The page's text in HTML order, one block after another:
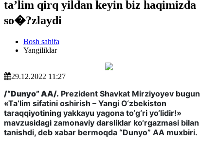
taʼlim qirq yildan keyin biz haqimizda
so�?zlaydi
Bosh sahifa
Yangiliklar
29.12.2022 11:27
/“Dunyo” AA/. Prezident Shavkat Mirziyoyev bugun
«Taʼlim sifatini oshirish – Yangi O‘zbekiston
taraqqiyotining yakkayu yagona to‘g‘ri yo‘lidir!»
mavzusidagi zamonaviy darsliklar ko‘rgazmasi bilan
tanishdi, deb xabar bermoqda “Dunyo” AA muxbiri.